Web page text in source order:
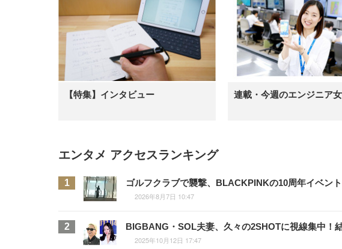
【特集】インタビュー 連載・今週のエンジニア
エンタメ アクセスランキング
ゴルフクラブで襲撃、BLACKPINKの10周年イベン
2026年8月7日 10:47
BIGBANG・SOL夫妻、久々の2SHOTに視線集中！
2025年10月12日 17:47